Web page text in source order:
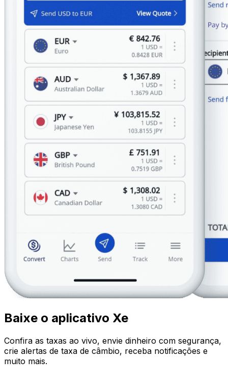
Baixe o aplicativo Xe
Confira as taxas ao vivo, envie dinheiro com segurança,
crie alertas de taxa de câmbio, receba notificações e
muito mais.